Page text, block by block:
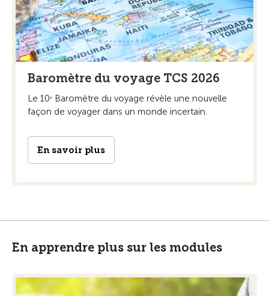
Baromètre du voyage TCS 2026
Le 10ᵉ Baromètre du voyage révèle une nouvelle
façon de voyager dans un monde incertain.
En savoir plus
En apprendre plus sur les modules